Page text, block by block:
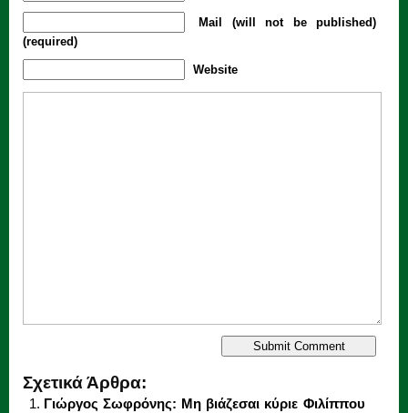
Mail (will not be published)
(required)
Website
Σχετικά Άρθρα:
Γιώργος Σωφρόνης: Μη βιάζεσαι κύριε Φιλίππου